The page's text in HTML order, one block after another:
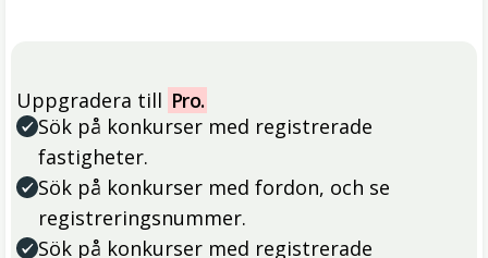
Uppgradera till Pro.
Sök på konkurser med registrerade
fastigheter.
Sök på konkurser med fordon, och se
registreringsnummer.
Sök på konkurser med registrerade